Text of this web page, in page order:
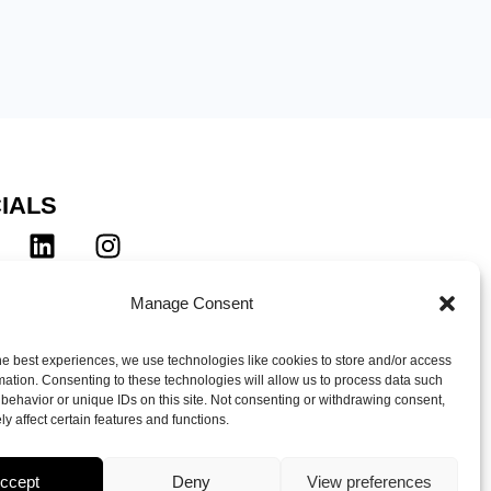
Manage Consent
best experiences, we use technologies like cookies to store and/or access
Consenting to these technologies will allow us to process data such
or unique IDs on this site. Not consenting or withdrawing consent,
affect certain features and functions.
Deny View preferences
deg på vårt nyhetsbrev!
© 2026 Norge Unlimited – Made